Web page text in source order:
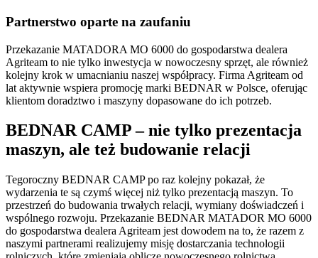
Partnerstwo oparte na zaufaniu
Przekazanie MATADORA MO 6000 do gospodarstwa dealera
Agriteam to nie tylko inwestycja w nowoczesny sprzęt, ale również
kolejny krok w umacnianiu naszej współpracy. Firma Agriteam od
lat aktywnie wspiera promocję marki BEDNAR w Polsce, oferując
klientom doradztwo i maszyny dopasowane do ich potrzeb.
BEDNAR CAMP – nie tylko prezentacja
maszyn, ale też budowanie relacji
Tegoroczny BEDNAR CAMP po raz kolejny pokazał, że
wydarzenia te są czymś więcej niż tylko prezentacją maszyn. To
przestrzeń do budowania trwałych relacji, wymiany doświadczeń i
wspólnego rozwoju. Przekazanie BEDNAR MATADOR MO 6000
do gospodarstwa dealera Agriteam jest dowodem na to, że razem z
naszymi partnerami realizujemy misję dostarczania technologii